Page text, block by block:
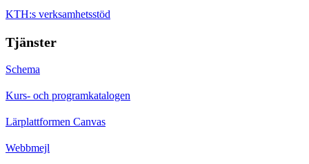
KTH:s verksamhetsstöd
Tjänster
Schema
Kurs- och programkatalogen
Lärplattformen Canvas
Webbmejl